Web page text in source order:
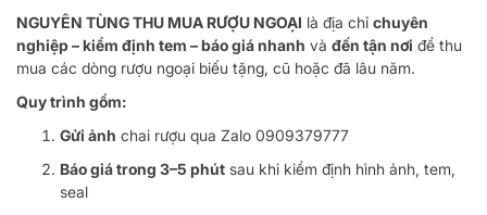
NGUYÊN TÙNG THU MUA RƯỢU NGOẠI là địa chỉ chuyên
nghiệp – kiểm định tem – báo giá nhanh và đến tận nơi để thu
mua các dòng rượu ngoại biếu tặng, cũ hoặc đã lâu năm.
Quy trình gồm:
Gửi ảnh chai rượu qua Zalo 0909379777
Báo giá trong 3–5 phút sau khi kiểm định hình ảnh, tem,
seal